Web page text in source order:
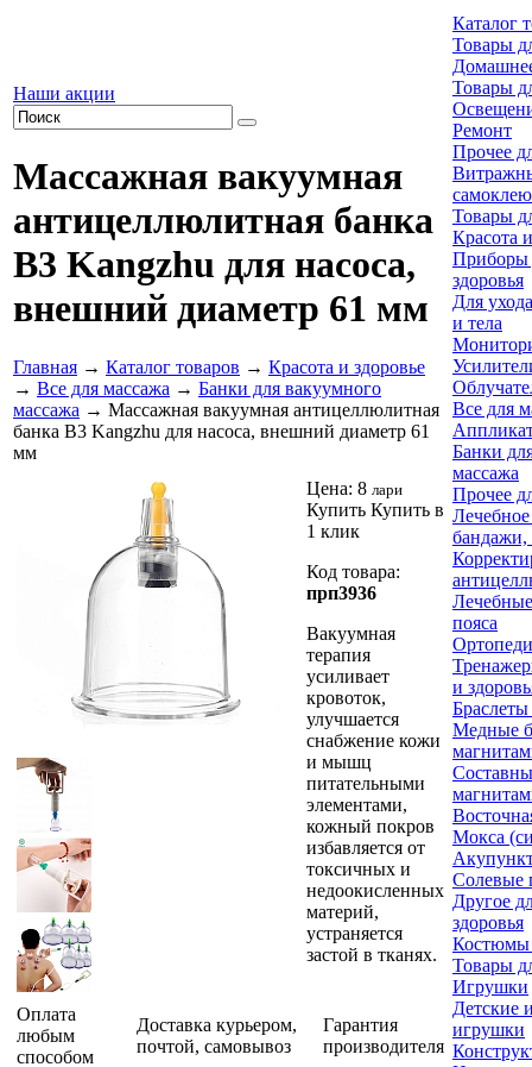
Наши акции
Массажная вакуумная
антицеллюлитная банка
B3 Kangzhu для насоса,
внешний диаметр 61 мм
Главная → Каталог товаров → Красота и здоровье
→ Все для массажа → Банки для вакуумного
массажа → Массажная вакуумная антицеллюлитная
банка B3 Kangzhu для насоса, внешний диаметр 61
мм
Цена: 8 лари
Купить Купить в
1 клик
Код товара:
прп3936
Вакуумная
терапия
усиливает
кровоток,
улучшается
снабжение кожи
и мышц
питательными
элементами,
кожный покров
избавляется от
токсичных и
недоокисленных
материй,
устраняется
застой в тканях.
Оплата
любым
способом
Доставка курьером,
почтой, самовывоз
Гарантия
производителя
Каталог
Товары
Товары
Ремонт
Прочее
Товары
Красота
Приборы
здоровья
Для
и тела
Все для
Банки
массажа
Прочее
Лечебное
бандажи,
пояса
и
Медные
Мокса
Солевые
Другое
здоровья
Костюмы
Товары
Игрушки
Детские
игрушки